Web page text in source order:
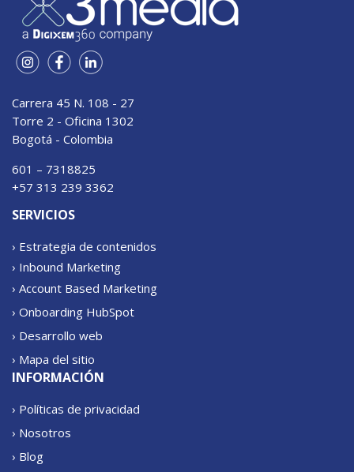
Carrera 45 N. 108 - 27
Torre 2 - Oficina 1302
Bogotá - Colombia
601 – 7318825
+57 313 239 3362
SERVICIOS
› Estrategia de contenidos
› Inbound Marketing
› Account Based Marketing
› Onboarding HubSpot
› Desarrollo web
› Mapa del sitio
INFORMACIÓN
› Políticas de privacidad
› Nosotros
› Blog